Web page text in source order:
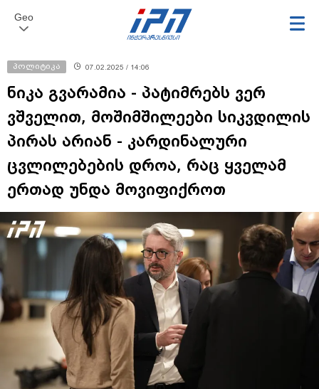
Geo
პოლიტიკა 07.02.2025 / 14:06
ნიკა გვარამია - პატიმრებს ვერ
ვშველით, მოშიმშილეები სიკვდილის
პირას არიან - კარდინალური
ცვლილებების დროა, რაც ყველამ
ერთად უნდა მოვიფიქროთ